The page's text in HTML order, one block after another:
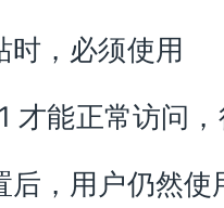
时，必须使用
才能正常访问
后，用户仍然使